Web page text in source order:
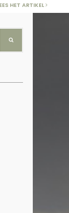
HET ARTIKEL